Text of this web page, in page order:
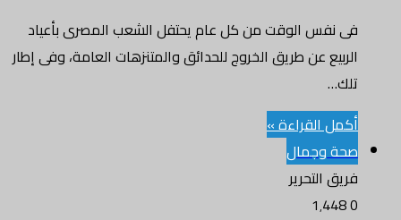
فى نفس الوقت من كل عام يحتفل الشعب المصرى بأعياد
الربيع عن طريق الخروج للحدائق والمتنزهات العامة، وفى إطار
تلك…
أكمل القراءة »
صحة وجمال
فريق التحرير
0